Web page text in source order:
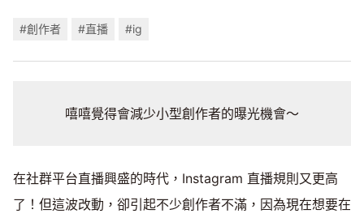
#創作者 #直播 #ig
嘻嘻覺得會減少小型創作者的曝光機會～
在社群平台直播興盛的時代，Instagram 直播規則又更高
了！但這波改動，卻引起不少創作者不滿，因為現在想要在